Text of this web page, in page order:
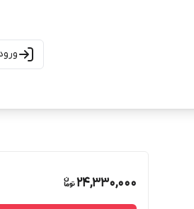
24,330,000